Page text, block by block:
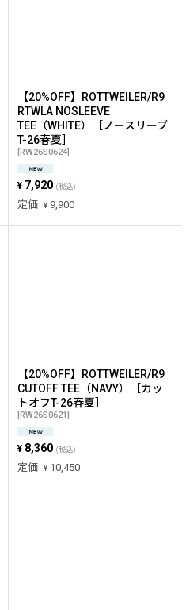
【20%OFF】ROTTWEILER/R9
RTWLA NOSLEEVE
TEE（WHITE）［ノースリーブ
T-26春夏］
[RW26S0624]
¥ 7,920 (税込)
定価: ¥ 9,900
【20%OFF】ROTTWEILER/R9
CUTOFF TEE（NAVY）［カッ
トオフT-26春夏］
[RW26S0621]
¥ 8,360 (税込)
定価: ¥ 10,450